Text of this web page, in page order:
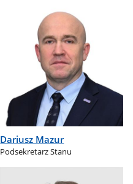
Dariusz Mazur
Podsekretarz Stanu